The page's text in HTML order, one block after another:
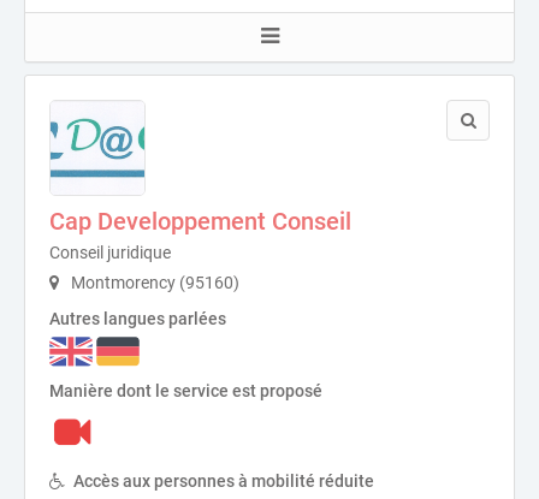
Cap Developpement Conseil
Conseil juridique
Montmorency (95160)
Autres langues parlées
Manière dont le service est proposé
Accès aux personnes à mobilité réduite